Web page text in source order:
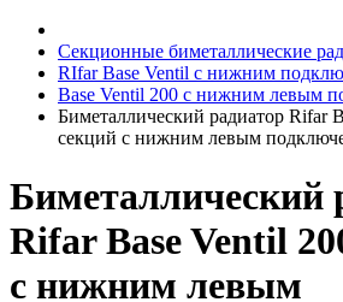
Секционные биметаллические
RIfar Base Ventil с нижним
Base Ventil 200 с нижним левым
Биметаллический радиатор Rifar
секций с нижним левым
Биметаллический
Rifar Base Ventil
с нижним левым